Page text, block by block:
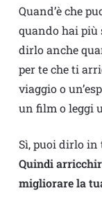
Quand’è che
quando hai più
dirlo anche
per te che ti
viaggio o
un film o leggi
Sì, puoi dirlo
Quindi
migliorare la